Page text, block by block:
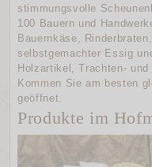
stimmungsvolle
100 Bauern und
Bauernkäse,
selbstgemachter Essig
Holzartikel, Trachten- und
Kommen Sie am besten
geöffnet.
Produkte im